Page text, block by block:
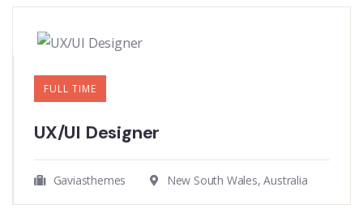
FULL TIME
UX/UI Designer​
Gaviasthemes New South Wales, Australia